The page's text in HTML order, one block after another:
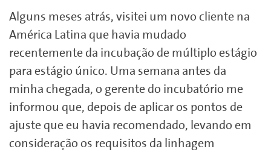
Alguns meses atrás, visitei um novo cliente na
América Latina que havia mudado
recentemente da incubação de múltiplo estágio
para estágio único. Uma semana antes da
minha chegada, o gerente do incubatório me
informou que, depois de aplicar os pontos de
ajuste que eu havia recomendado, levando em
consideração os requisitos da linhagem